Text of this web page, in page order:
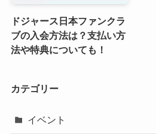
ドジャース日本ファンクラ
ブの入会方法は？支払い方
法や特典についても！
カテゴリー
イベント